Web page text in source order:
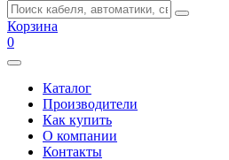
Корзина
0
Каталог
Производители
Как купить
О компании
Контакты